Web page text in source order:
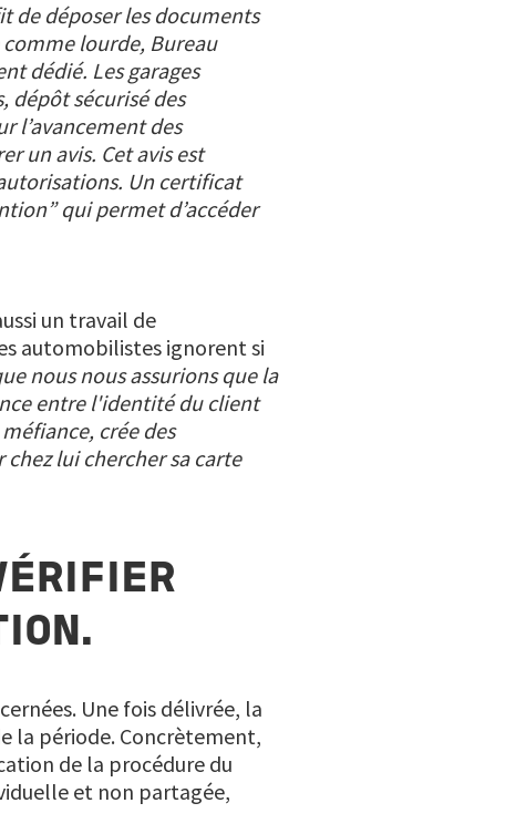
de déposer les documents
lourde, Bureau
dédié. Les garages
dépôt sécurisé des
l’avancement des
un avis. Cet avis est
Un certificat
qui permet d’accéder
un travail de
automobilistes ignorent si
nous nous assurions que la
entre l'identité du client
crée des
lui chercher sa carte
Une fois délivrée, la
la période. Concrètement,
de la procédure du
et non partagée,